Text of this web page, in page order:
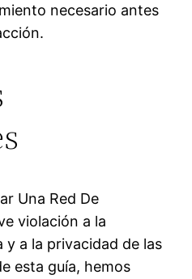
necesario antes
Una Red De
violación a la
a la privacidad de las
esta guía, hemos